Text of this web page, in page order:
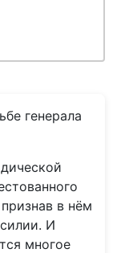
генерала
в нём
И
многое